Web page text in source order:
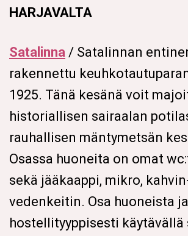
HARJAVALTA
Satalinna / Satalinnan
rakennettu
1925. Tänä kesänä voit
historiallisen sairaalan
rauhallisen mäntymetsän
Osassa huoneita on omat
sekä jääkaappi, mikro,
vedenkeitin. Osa huoneista
hostellityyppisesti